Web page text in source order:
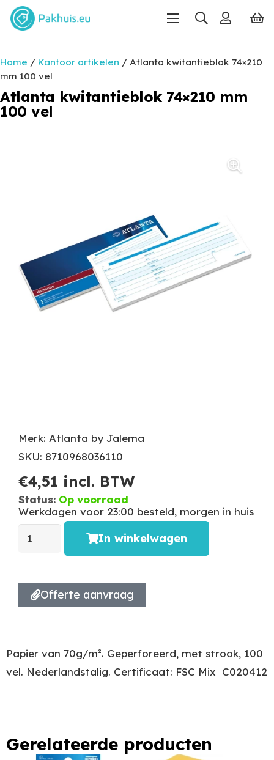
Home / Kantoor artikelen / Atlanta kwitantieblok 74×210
mm 100 vel
Atlanta kwitantieblok 74×210 mm
100 vel
Merk: Atlanta by Jalema
SKU: 8710968036110
€4,51 incl. BTW
Status: Op voorraad
Werkdagen voor 23:00 besteld, morgen in huis
In winkelwagen
Offerte aanvraag
Papier van 70g/m². Geperforeerd, met strook, 100
vel. Nederlandstalig. Certificaat: FSC Mix  C020412
Gerelateerde producten